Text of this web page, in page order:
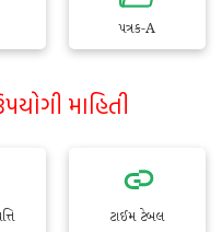
પત્રક-A
માહિતી
ટાઈમ ટેબલ